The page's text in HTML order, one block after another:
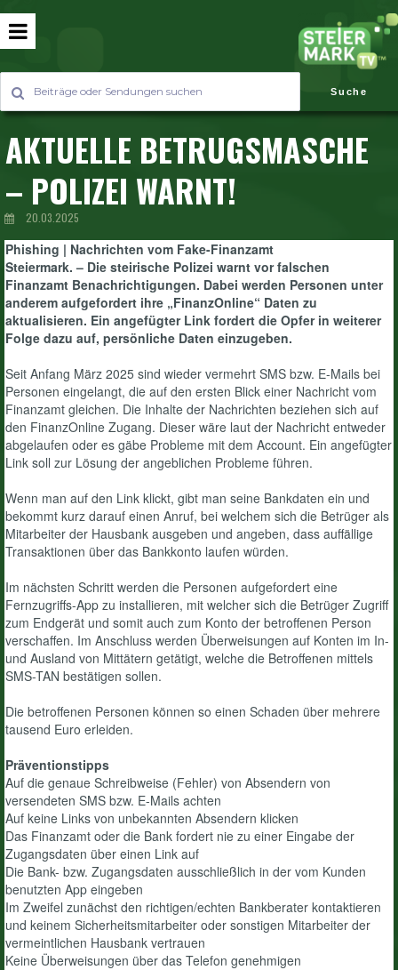
Suche
AKTUELLE BETRUGSMASCHE
– POLIZEI WARNT!
20.03.2025
Phishing | Nachrichten vom Fake-Finanzamt
Steiermark. – Die steirische Polizei warnt vor falschen
Finanzamt Benachrichtigungen. Dabei werden Personen unter
anderem aufgefordert ihre „FinanzOnline“ Daten zu
aktualisieren. Ein angefügter Link fordert die Opfer in weiterer
Folge dazu auf, persönliche Daten einzugeben.
Seit Anfang März 2025 sind wieder vermehrt SMS bzw. E-Mails bei
Personen eingelangt, die auf den ersten Blick einer Nachricht vom
Finanzamt gleichen. Die Inhalte der Nachrichten beziehen sich auf
den FinanzOnline Zugang. Dieser wäre laut der Nachricht entweder
abgelaufen oder es gäbe Probleme mit dem Account. Ein angefügter
Link soll zur Lösung der angeblichen Probleme führen.
Wenn man auf den Link klickt, gibt man seine Bankdaten ein und
bekommt kurz darauf einen Anruf, bei welchem sich die Betrüger als
Mitarbeiter der Hausbank ausgeben und angeben, dass auffällige
Transaktionen über das Bankkonto laufen würden.
Im nächsten Schritt werden die Personen aufgefordert eine
Fernzugriffs-App zu installieren, mit welcher sich die Betrüger Zugriff
zum Endgerät und somit auch zum Konto der betroffenen Person
verschaffen. Im Anschluss werden Überweisungen auf Konten im In-
und Ausland von Mittätern getätigt, welche die Betroffenen mittels
SMS-TAN bestätigen sollen.
Die betroffenen Personen können so einen Schaden über mehrere
tausend Euro erleiden.
Präventionstipps
Auf die genaue Schreibweise (Fehler) von Absendern von
versendeten SMS bzw. E-Mails achten
Auf keine Links von unbekannten Absendern klicken
Das Finanzamt oder die Bank fordert nie zu einer Eingabe der
Zugangsdaten über einen Link auf
Die Bank- bzw. Zugangsdaten ausschließlich in der vom Kunden
benutzten App eingeben
Im Zweifel zunächst den richtigen/echten Bankberater kontaktieren
und keinem Sicherheitsmitarbeiter oder sonstigen Mitarbeiter der
vermeintlichen Hausbank vertrauen
Keine Überweisungen über das Telefon genehmigen